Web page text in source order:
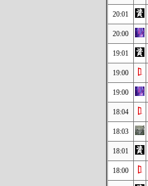
20:01
20:00
19:01
19:00
19:00
18:04
18:03
18:01
18:00